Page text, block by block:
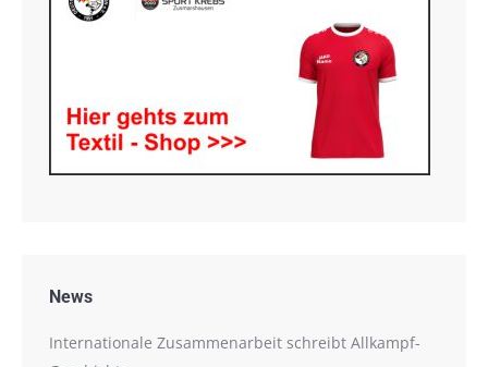
News
Internationale Zusammenarbeit schreibt Allkampf-